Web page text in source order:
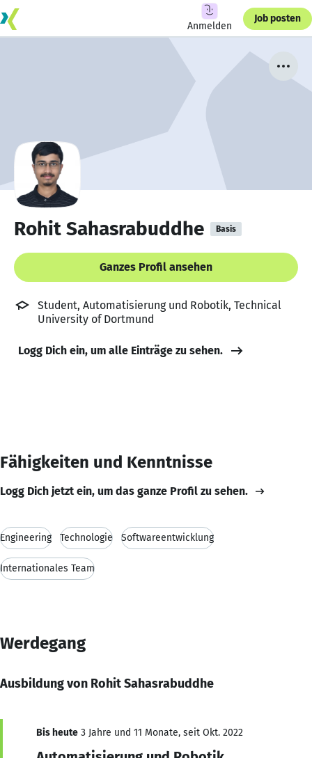
Anmelden
Job posten
Rohit Sahasrabuddhe Basis
Ganzes Profil ansehen
Student, Automatisierung und Robotik, Technical
University of Dortmund
Logg Dich ein, um alle Einträge zu sehen.
Fähigkeiten und Kenntnisse
Logg Dich jetzt ein, um das ganze Profil zu sehen.
Engineering Technologie Softwareentwicklung
Internationales Team
Werdegang
Ausbildung von Rohit Sahasrabuddhe
Bis heute 3 Jahre und 11 Monate, seit Okt. 2022